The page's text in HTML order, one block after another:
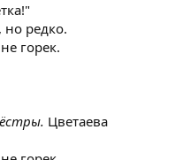
но редко.
горек.
Цветаева